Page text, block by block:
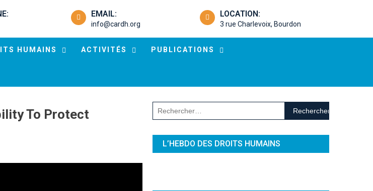
EMAIL:
info@cardh.org
LOCATION:
3 rue Charlevoix, Bourdon
HUMAINS ACTIVITÉS PUBLICATIONS
To Protect Rechercher :
L’HEBDO DES DROITS HUMAINS